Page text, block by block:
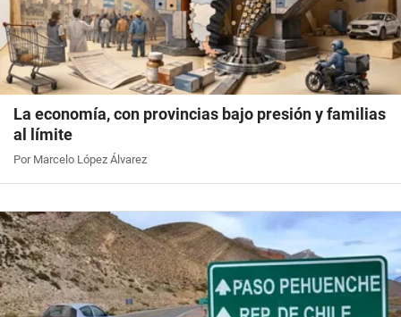
La economía, con provincias bajo presión y familias
al límite
Por Marcelo López Álvarez